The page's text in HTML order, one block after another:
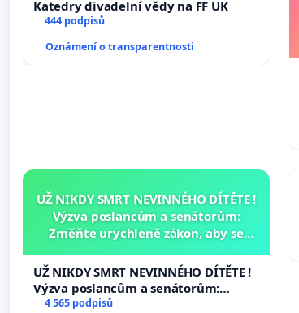
Katedry divadelní vědy na FF UK
444 podpisů
Oznámení o transparentnosti
UŽ NIKDY SMRT NEVINNÉHO DÍTĚTE !
Výzva poslancům a senátorům:
Změňte urychleně zákon, aby se
opakovat!
UŽ NIKDY SMRT NEVINNÉHO DÍTĚTE !
Výzva poslancům a senátorům:
Změňte urychleně zákon, aby se
4 565 podpisů